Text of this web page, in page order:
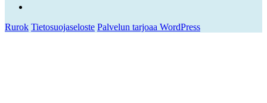
Rurok Tietosuojaseloste Palvelun tarjoaa WordPress